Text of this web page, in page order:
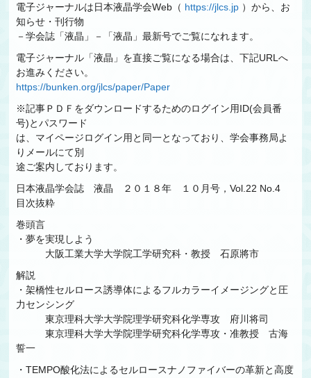
電子ジャーナルは日本液晶学会Web（ https://jlcs.jp ）から、お
知らせ・刊行物
－学会誌「液晶」－「液晶」最新号でご覧になれます。
電子ジャーナル「液晶」を直接ご覧になる場合は、下記URLへ
お進みください。
https://bunken.org/jlcs/paper/Paper
※記事ＰＤＦをダウンロードするためのログイン用ID(会員番
号)とパスワード
は、マイページログイン用と同一となっており、学会事務局よ
りメールにて別
途ご案内しております。
日本液晶学会誌 液晶 ２０１８年 １０月号，Vol.22 No.4
目次抜粋
巻頭言
・夢を実現しよう
大阪工業大学大学院工学研究科・教授 石原將市
解説
・架橋性セルロース誘導体によるフルカラーイメージングと圧
力センシング
東京理科大学大学院理学研究科化学専攻 府川将司
東京理科大学大学院理学研究科化学専攻・准教授 古海
誓一
・TEMPO酸化法によるセルロースナノファイバーの革新と高度